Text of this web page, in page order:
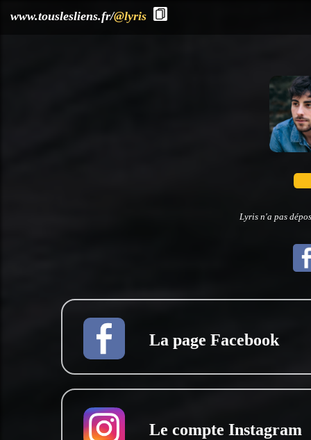
www.touslesliens.fr/@lyris
Lyris n'a pas
La page Facebook
Le compte Instagram